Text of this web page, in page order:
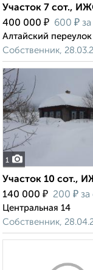
Участок 7 сот.,
400 000 ₽ 600 ₽
Алтайский переулок
Собственник,
1
Участок 10 сот.,
140 000 ₽ 200 ₽ за
Центральная 14
Собственник,